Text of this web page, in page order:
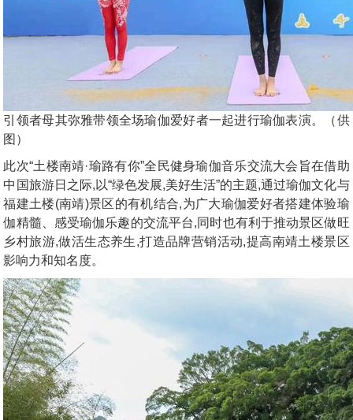
引领者母其弥雅带领全场瑜伽爱好者一起进行瑜伽表演。（供
图）
此次“土楼南靖·瑜路有你”全民健身瑜伽音乐交流大会旨在借助
中国旅游日之际,以“绿色发展,美好生活”的主题,通过瑜伽文化与
福建土楼(南靖)景区的有机结合,为广大瑜伽爱好者搭建体验瑜
伽精髓、感受瑜伽乐趣的交流平台,同时也有利于推动景区做旺
乡村旅游,做活生态养生,打造品牌营销活动,提高南靖土楼景区
影响力和知名度。